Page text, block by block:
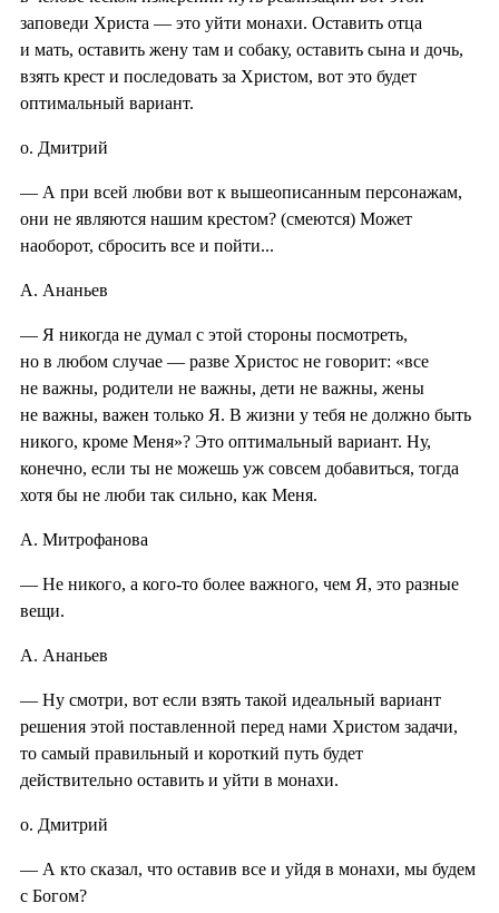
заповеди Христа — это уйти монахи. Оставить отца
и мать, оставить жену там и собаку, оставить сына и дочь,
взять крест и последовать за Христом, вот это будет
оптимальный вариант.
о. Дмитрий
— А при всей любви вот к вышеописанным персонажам,
они не являются нашим крестом? (смеются) Может
наоборот, сбросить все и пойти...
А. Ананьев
— Я никогда не думал с этой стороны посмотреть,
но в любом случае — разве Христос не говорит: «все
не важны, родители не важны, дети не важны, жены
не важны, важен только Я. В жизни у тебя не должно быть
никого, кроме Меня»? Это оптимальный вариант. Ну,
конечно, если ты не можешь уж совсем добавиться, тогда
хотя бы не люби так сильно, как Меня.
А. Митрофанова
— Не никого, а кого-то более важного, чем Я, это разные
вещи.
А. Ананьев
— Ну смотри, вот если взять такой идеальный вариант
решения этой поставленной перед нами Христом задачи,
то самый правильный и короткий путь будет
действительно оставить и уйти в монахи.
о. Дмитрий
— А кто сказал, что оставив все и уйдя в монахи, мы будем
с Богом?